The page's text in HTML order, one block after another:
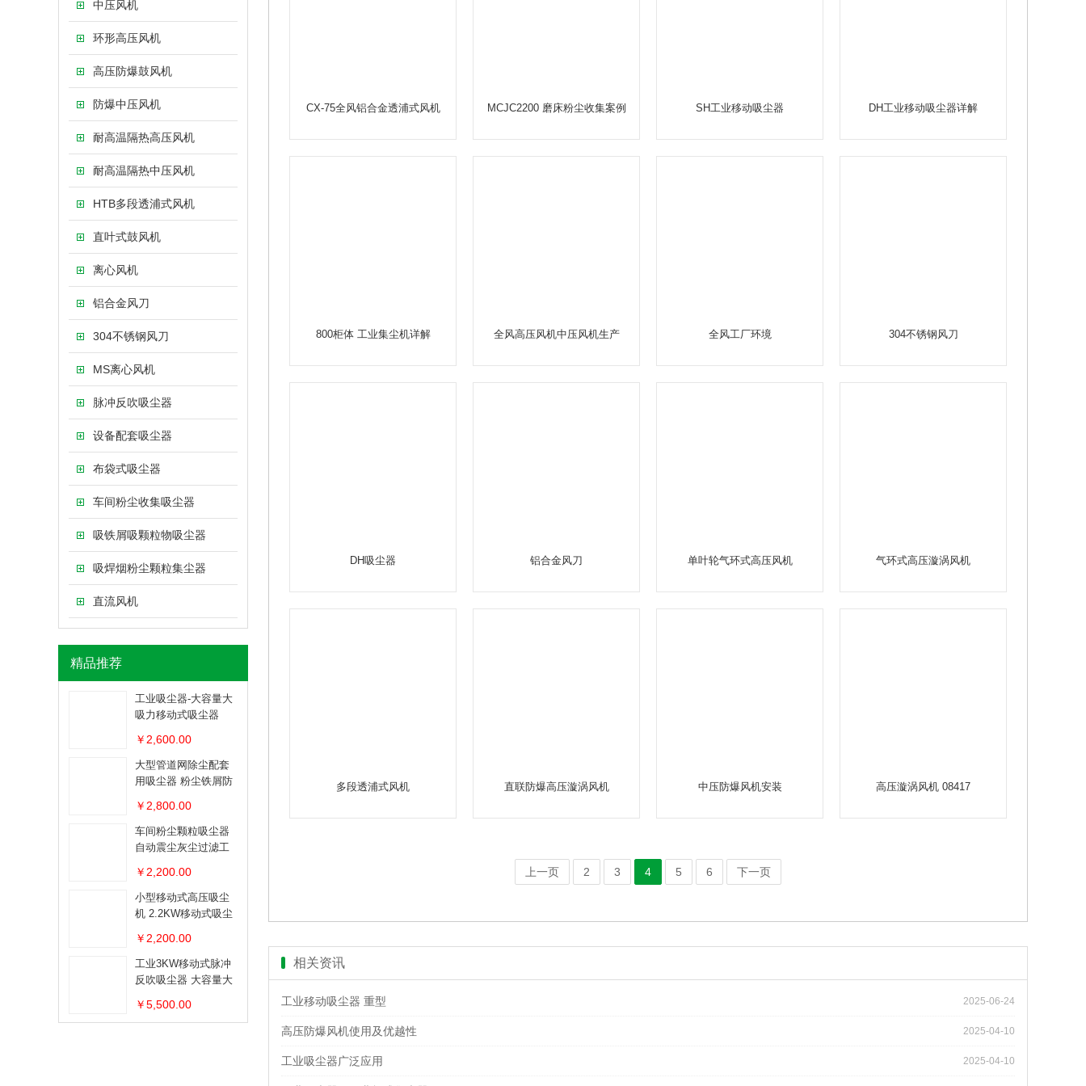
中压风机
环形高压风机
高压防爆鼓风机
防爆中压风机
耐高温隔热高压风机
耐高温隔热中压风机
HTB多段透浦式风机
直叶式鼓风机
离心风机
铝合金风刀
304不锈钢风刀
MS离心风机
脉冲反吹吸尘器
设备配套吸尘器
布袋式吸尘器
车间粉尘收集吸尘器
吸铁屑吸颗粒物吸尘器
吸焊烟粉尘颗粒集尘器
直流风机
精品推荐
工业吸尘器-大容量大
吸力移动式吸尘器
￥2,600.00
大型管道网除尘配套
用吸尘器 粉尘铁屑防
￥2,800.00
车间粉尘颗粒吸尘器
自动震尘灰尘过滤工
￥2,200.00
小型移动式高压吸尘
机 2.2KW移动式吸尘
￥2,200.00
工业3KW移动式脉冲
反吹吸尘器 大容量大
￥5,500.00
CX-75全风铝合金透浦式风机 MCJC2200 磨床粉尘收集案例 SH工业移动吸尘器 DH工业移动吸尘器详解
800柜体 工业集尘机详解 全风高压风机中压风机生产 全风工厂环境 304不锈钢风刀
DH吸尘器 铝合金风刀 单叶轮气环式高压风机 气环式高压漩涡风机
多段透浦式风机 直联防爆高压漩涡风机 中压防爆风机安装 高压漩涡风机 08417
上一页 2 3 4 5 6 下一页
相关资讯
工业移动吸尘器 重型 2025-06-24
高压防爆风机使用及优越性 2025-04-10
工业吸尘器广泛应用 2025-04-10